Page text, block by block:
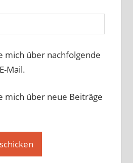
mich über nachfolgende
Mail.
mich über neue Beiträge